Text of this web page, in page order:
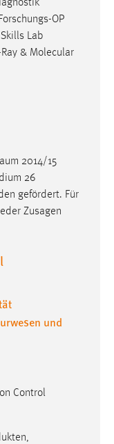
OP
Lab
& Molecular
2014/15
26
gefördert. Für
Zusagen
und
Control
mibew-